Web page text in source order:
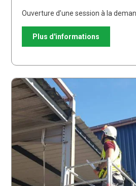
Ouverture d’une session à la
Plus d'informations